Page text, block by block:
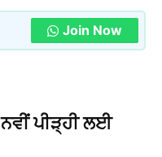
Join Now
ਨਵੀਂ ਪੀੜ੍ਹੀ ਲਈ